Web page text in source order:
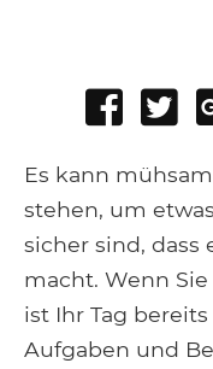
Share
Es kann
stehen, um
sicher sind, dass
macht. Wenn
ist Ihr Tag
Aufgaben und